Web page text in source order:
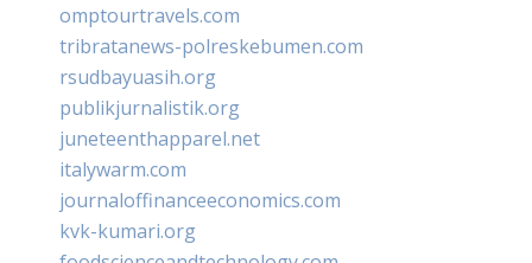
omptourtravels.com
tribratanews-polreskebumen.com
rsudbayuasih.org
publikjurnalistik.org
juneteenthapparel.net
italywarm.com
journaloffinanceeconomics.com
kvk-kumari.org